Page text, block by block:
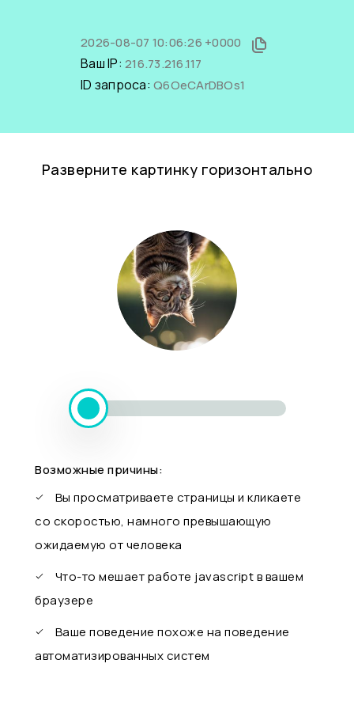
2026-08-07 10:06:26 +0000
Ваш IP: 216.73.216.117
ID запроса: Q6OeCArDBOs1
Разверните картинку горизонтально
Возможные причины:
Вы просматриваете страницы и кликаете
со скоростью, намного превышающую
ожидаемую от человека
Что-то мешает работе javascript в вашем
браузере
Ваше поведение похоже на поведение
автоматизированных систем